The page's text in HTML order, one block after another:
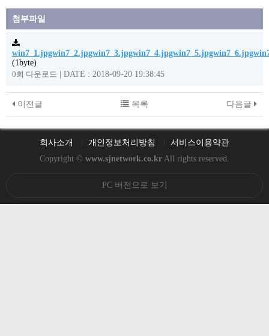
첨부파일
(1byte)
0회 다운로드 | DATE : 2018-09-20 19:38:45
이전글 다음글
목록
회사소개 개인정보처리방침
서비스이용약관
Copyright © www.sjnetwork.co.kr All rights reserved.
PC 버전으로 보기